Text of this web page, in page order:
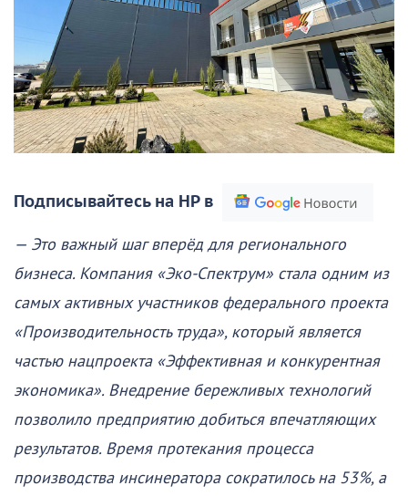
Подписывайтесь на НР в
— Это важный шаг вперёд для регионального
бизнеса. Компания «Эко-Спектрум» стала одним из
самых активных участников федерального проекта
«Производительность труда», который является
частью нацпроекта «Эффективная и конкурентная
экономика». Внедрение бережливых технологий
позволило предприятию добиться впечатляющих
результатов. Время протекания процесса
производства инсинератора сократилось на 53%, а